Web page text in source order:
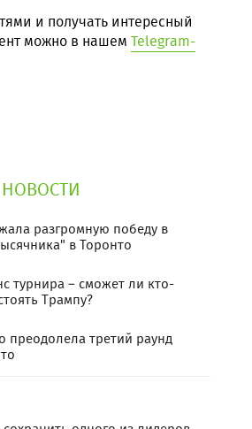
и получать интересный
можно в нашем Telegram-
разгромную победу в
в Торонто
турнира – сможет ли кто-
Трампу?
преодолела третий раунд